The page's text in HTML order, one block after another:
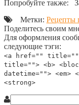
Попробуйте также:
Метки: Рецепты
Поделитесь своим
Для оформления
следующие тэги:
<a href=""
title=""> <b>
datetime="">
<strong>